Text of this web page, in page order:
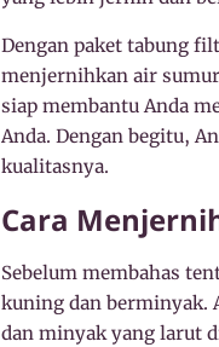
Dengan paket tabung
menjernihkan air
siap membantu Anda
Anda. Dengan begitu,
kualitasnya.
Cara
Sebelum membahas
kuning dan berminyak.
dan minyak yang larut